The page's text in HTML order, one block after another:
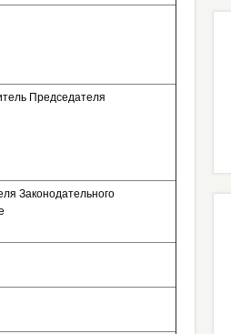
Председателя
Законодательного